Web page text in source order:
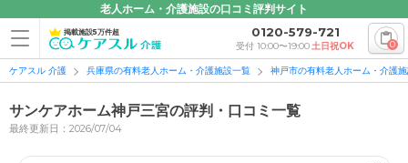
老人ホーム・介護施設の口コミ評判サイト
掲載施設5万件超 0120-579-721
受付 10:00〜19:00土日祝OK 0
ケアスル 介護 兵庫県の有料老人ホーム・介護施設一覧 神戸市の有料老人ホーム・介護
サンケアホーム神戸三宮の評判・口コミ一覧
最終更新日：2026/07/04